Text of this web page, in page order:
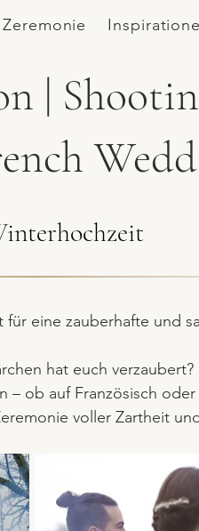
|
für eine zauberhafte und
hat euch verzaubert?
– ob auf Französisch oder
voller Zartheit